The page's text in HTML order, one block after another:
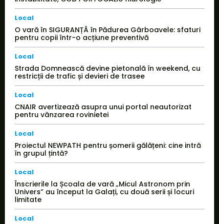
Local
O vară în SIGURANȚĂ în Pădurea Gârboavele: sfaturi
pentru copii într-o acțiune preventivă
Local
Strada Domnească devine pietonală în weekend, cu
restricții de trafic și devieri de trasee
Local
CNAIR avertizează asupra unui portal neautorizat
pentru vânzarea rovinietei
Local
Proiectul NEWPATH pentru șomerii gălățeni: cine intră
în grupul țintă?
Local
Înscrierile la Școala de vară „Micul Astronom prin
Univers” au început la Galați, cu două serii și locuri
limitate
Local